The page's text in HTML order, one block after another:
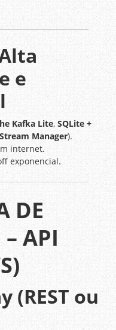
e
Kafka Lite,SQLite +
Manager).
internet.
exponencial.
DE
– API
(REST ou